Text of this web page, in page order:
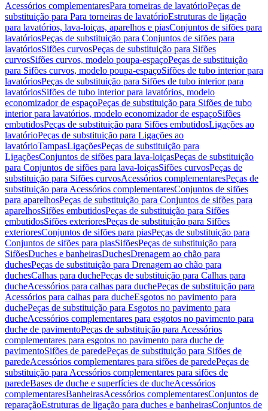
Acessórios complementaresPara torneiras de lavatórioPeças de
substituição para Para torneiras de lavatórioEstruturas de ligação
para lavatórios, lava-loiças, aparelhos e piasConjuntos de sifões para
lavatóriosPeças de substituição para Conjuntos de sifões para
lavatóriosSifões curvosPeças de substituição para Sifões
curvosSifões curvos, modelo poupa-espaçoPeças de substituição
para Sifões curvos, modelo poupa-espaçoSifões de tubo interior para
lavatóriosPeças de substituição para Sifões de tubo interior para
lavatóriosSifões de tubo interior para lavatórios, modelo
economizador de espaçoPeças de substituição para Sifões de tubo
interior para lavatórios, modelo economizador de espaçoSifões
embutidosPeças de substituição para Sifões embutidosLigações ao
lavatórioPeças de substituição para Ligações ao
lavatórioTampasLigaçõesPeças de substituição para
LigaçõesConjuntos de sifões para lava-loiçasPeças de substituição
para Conjuntos de sifões para lava-loiçasSifões curvosPeças de
substituição para Sifões curvosAcessórios complementaresPeças de
substituição para Acessórios complementaresConjuntos de sifões
para aparelhosPeças de substituição para Conjuntos de sifões para
aparelhosSifões embutidosPeças de substituição para Sifões
embutidosSifões exterioresPeças de substituição para Sifões
exterioresConjuntos de sifões para piasPeças de substituição para
Conjuntos de sifões para piasSifõesPeças de substituição para
SifõesDuches e banheirasDuchesDrenagem ao chão para
duchesPeças de substituição para Drenagem ao chão para
duchesCalhas para duchePeças de substituição para Calhas para
ducheAcessórios para calhas para duchePeças de substituição para
Acessórios para calhas para ducheEsgotos no pavimento para
duchePeças de substituição para Esgotos no pavimento para
ducheAcessórios complementares para esgotos no pavimento para
duche de pavimentoPeças de substituição para Acessórios
complementares para esgotos no pavimento para duche de
pavimentoSifões de paredePeças de substituição para Sifões de
paredeAcessórios complementares para sifões de paredePeças de
substituição para Acessórios complementares para sifões de
paredeBases de duche e superfícies de ducheAcessórios
complementaresBanheirasAcessórios complementaresConjuntos de
reparaçãoEstruturas de ligação para duches e banheirasConjuntos de